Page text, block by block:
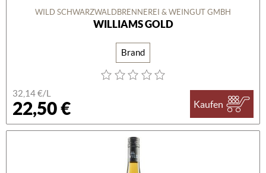
WILD SCHWARZWALDBRENNEREI & WEINGUT GMBH
WILLIAMS GOLD
Brand
32,14 €/L
22,50 € Kaufen